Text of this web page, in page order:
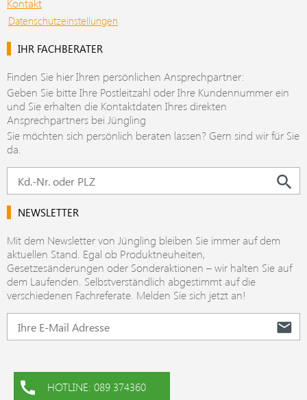
Kontakt
Datenschutzeinstellungen
IHR FACHBERATER
Finden Sie hier Ihren persönlichen Ansprechpartner:
Geben Sie bitte Ihre Postleitzahl oder Ihre Kundennummer ein
und Sie erhalten die Kontaktdaten Ihres direkten
Ansprechpartners bei Jüngling
Sie möchten sich persönlich beraten lassen? Gern sind wir für Sie
da.
NEWSLETTER
Mit dem Newsletter von Jüngling bleiben Sie immer auf dem
aktuellen Stand. Egal ob Produktneuheiten,
Gesetzesänderungen oder Sonderaktionen – wir halten Sie auf
dem Laufenden. Selbstverständlich abgestimmt auf die
verschiedenen Fachreferate. Melden Sie sich jetzt an!
HOTLINE: 089 374360